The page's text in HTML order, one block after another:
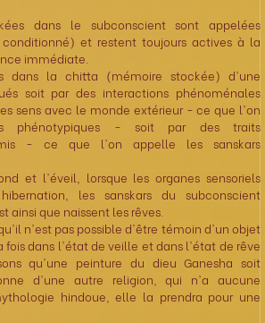
dans le subconscient sont appelées
et restent toujours actives à la
immédiate.
dans la chitta (mémoire stockée) d'une
soit par des interactions phénoménales
sens avec le monde extérieur - ce que l'on
phénotypiques - soit par des traits
- ce que l'on appelle les sanskars
et l'éveil, lorsque les organes sensoriels
les sanskars du subconscient
que naissent les rêves.
n'est pas possible d'être témoin d'un objet
fois dans l'état de veille et dans l'état de rêve
qu'une peinture du dieu Ganesha soit
d'une autre religion, qui n'a aucune
hindoue, elle la prendra pour une